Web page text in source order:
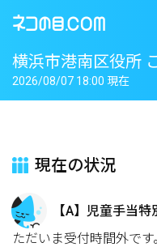
横浜市港南区役所
2026/08/07 18:00 現在
現在の状況
【A】児童手当
ただいま受付時間外です